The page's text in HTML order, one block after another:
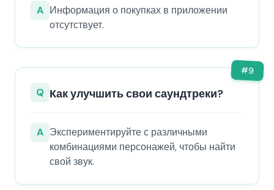
A Информация о покупках в приложении
отсутствует.
#9
Q Как улучшить свои саундтреки?
A Экспериментируйте с различными
комбинациями персонажей, чтобы найти
свой звук.